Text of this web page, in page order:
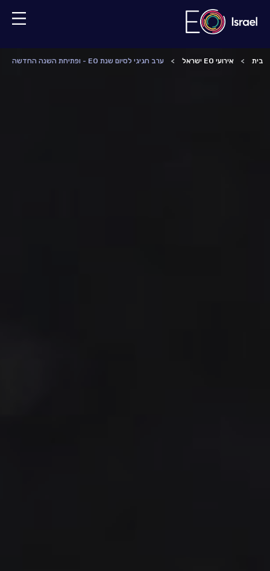
בית אירועי EO ישראל ערב חגיגי לסיום שנת EO - ופתיחת השנה החדשה